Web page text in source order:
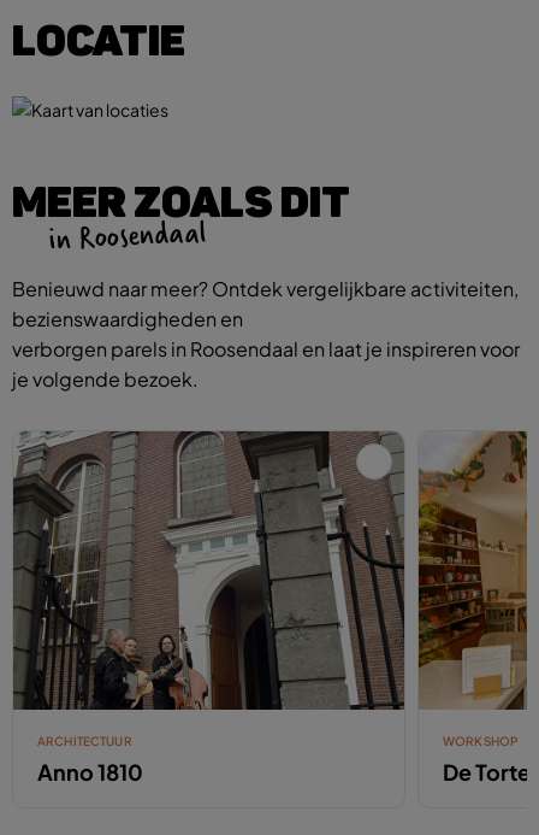
LOCATIE
MEER ZOALS DIT
in Roosendaal
Benieuwd naar meer? Ontdek vergelijkbare activiteiten,
bezienswaardigheden en
verborgen parels in Roosendaal en laat je inspireren voor
je volgende bezoek.
ARCHITECTUUR
Anno 1810
WORKSHOP
De